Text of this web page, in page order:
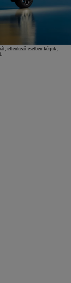
ellenkező esetben kérjük,